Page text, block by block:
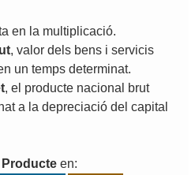
en la multiplicació.
, valor dels bens i servicis
un temps determinat.
, el producte nacional
brut
a la depreciació del capital
Producte en: